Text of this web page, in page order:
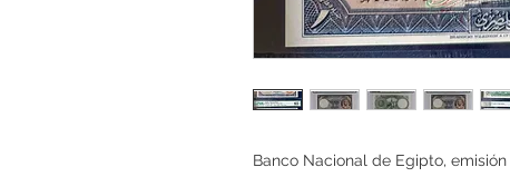
Banco Nacional de Egipto,